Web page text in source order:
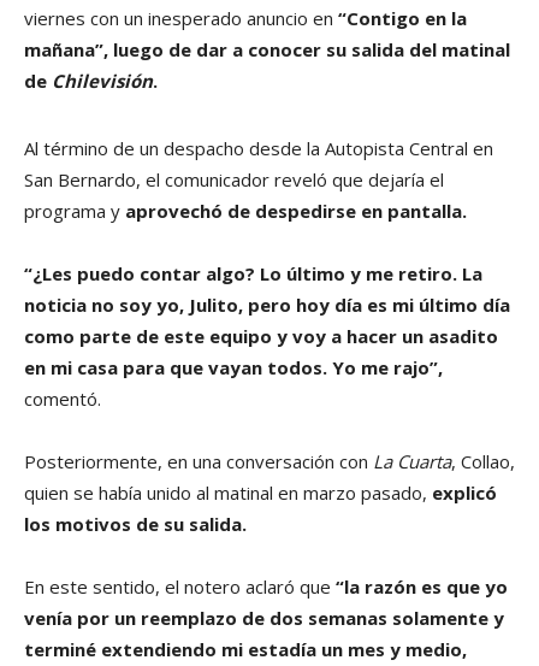
viernes con un inesperado anuncio en “Contigo en la
mañana”, luego de dar a conocer su salida del matinal
de Chilevisión.
Al término de un despacho desde la Autopista Central en
San Bernardo, el comunicador reveló que dejaría el
programa y aprovechó de despedirse en pantalla.
“¿Les puedo contar algo? Lo último y me retiro. La
noticia no soy yo, Julito, pero hoy día es mi último día
como parte de este equipo y voy a hacer un asadito
en mi casa para que vayan todos. Yo me rajo”,
comentó.
Posteriormente, en una conversación con La Cuarta, Collao,
quien se había unido al matinal en marzo pasado, explicó
los motivos de su salida.
En este sentido, el notero aclaró que “la razón es que yo
venía por un reemplazo de dos semanas solamente y
terminé extendiendo mi estadía un mes y medio,